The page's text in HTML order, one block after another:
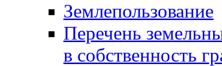
Землепользование
Перечень
в собственность